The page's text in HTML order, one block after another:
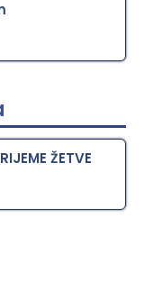
ŽETVE